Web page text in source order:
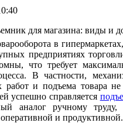
в
предприятиях
что требует
В частности,
работ и подъема товара
успешно справляется
аналог ручному
и продуктивной.